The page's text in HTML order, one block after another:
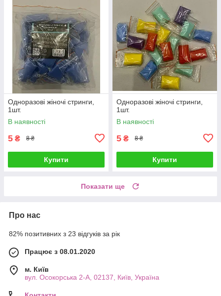
Одноразові жіночі стринги,
1шт.
В наявності
5 ₴ 8 ₴
Купити
Одноразові жіночі стринги,
1шт.
В наявності
5 ₴ 8 ₴
Купити
Показати ще
Про нас
82% позитивних з 23 відгуків за рік
Працює з 08.01.2020
м. Київ
вул. Осокорська 2-А, 02137, Київ, Україна